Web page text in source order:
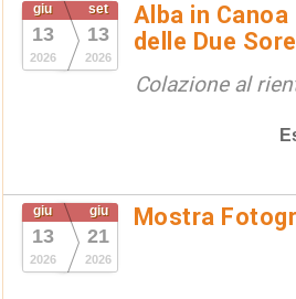
giu
13
2026
set
13
2026
Alba in
delle Due
Colazione al
giu
13
2026
giu
21
2026
Mostra